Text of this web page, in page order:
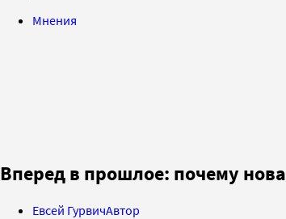
Мнения
Вперед в прошлое: почему
Евсей ГурвичАвтор